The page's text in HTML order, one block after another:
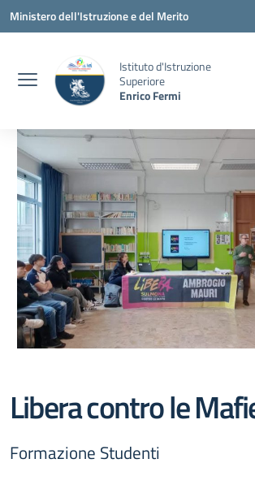
Vai ai contenuti
Vai al menu di navigazione
Vai al footer
Ministero dell'Istruzione e del Merito
Istituto d'Istruzione
Superiore
Enrico Fermi
Libera contro le
Formazione Studenti